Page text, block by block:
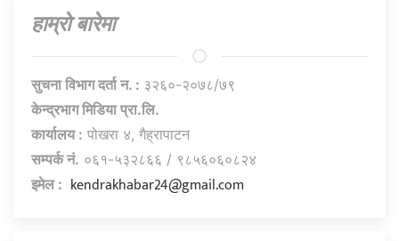
हाम्राे बारेमा
सुचना विभाग दर्ता न. : ३२६०-२०७८/७९
केन्द्रभाग मिडिया प्रा.लि.
कार्यालय : पोखरा ४, गैह्रापाटन
सम्पर्क नं. ०६१-५३२८६६ / ९८५६०६०८२४
इमेल : kendrakhabar24@gmail.com